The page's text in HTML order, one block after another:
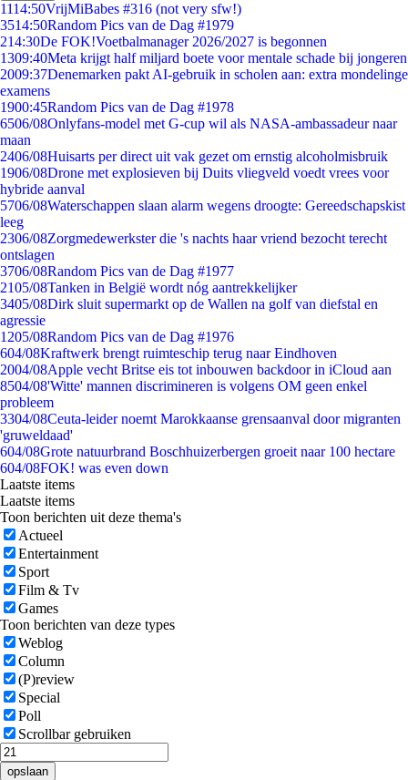
1114:50VrijMiBabes #316 (not very sfw!)
3514:50Random Pics van de Dag #1979
214:30De FOK!Voetbalmanager 2026/2027 is begonnen
1309:40Meta krijgt half miljard boete voor mentale schade bij jongeren
2009:37Denemarken pakt AI-gebruik in scholen aan: extra mondelinge
examens
1900:45Random Pics van de Dag #1978
6506/08Onlyfans-model met G-cup wil als NASA-ambassadeur naar
maan
2406/08Huisarts per direct uit vak gezet om ernstig alcoholmisbruik
1906/08Drone met explosieven bij Duits vliegveld voedt vrees voor
hybride aanval
5706/08Waterschappen slaan alarm wegens droogte: Gereedschapskist
leeg
2306/08Zorgmedewerkster die 's nachts haar vriend bezocht terecht
ontslagen
3706/08Random Pics van de Dag #1977
2105/08Tanken in België wordt nóg aantrekkelijker
3405/08Dirk sluit supermarkt op de Wallen na golf van diefstal en
agressie
1205/08Random Pics van de Dag #1976
604/08Kraftwerk brengt ruimteschip terug naar Eindhoven
2004/08Apple vecht Britse eis tot inbouwen backdoor in iCloud aan
8504/08'Witte' mannen discrimineren is volgens OM geen enkel
probleem
3304/08Ceuta-leider noemt Marokkaanse grensaanval door migranten
'gruweldaad'
604/08Grote natuurbrand Boschhuizerbergen groeit naar 100 hectare
604/08FOK! was even down
Laatste items
Laatste items
Toon berichten uit deze thema's
Actueel
Entertainment
Sport
Film & Tv
Games
Toon berichten van deze types
Weblog
Column
(P)review
Special
Poll
Scrollbar gebruiken
opslaan